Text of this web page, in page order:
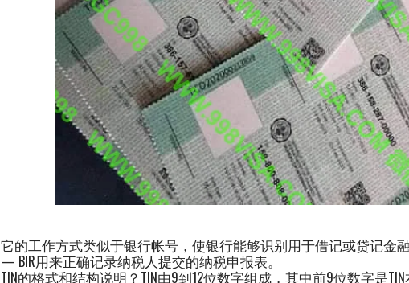
它的工作方式类似于银行帐号，使银行能够识别用于借记或贷记金
— BIR用来正确记录纳税人提交的纳税申报表。
TIN的格式和结构说明？TIN由9到12位数字组成，其中前9位数字是